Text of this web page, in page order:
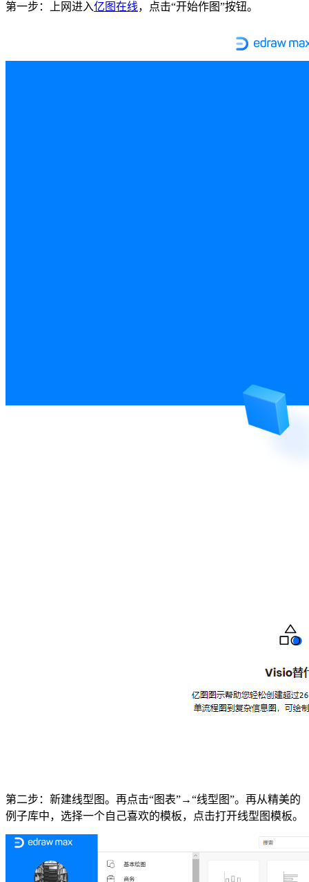
第一步：上网进入亿图在线，点击“开始作图”按钮。
第二步：新建线型图。再点击“图表”→“线型图”。再从精美的
例子库中，选择一个自己喜欢的模板，点击打开线型图模板。